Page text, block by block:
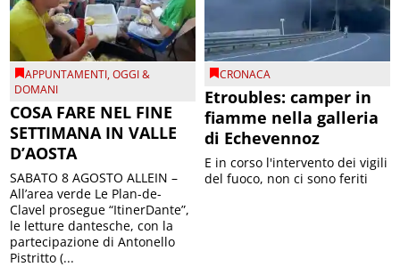
APPUNTAMENTI,OGGI &
DOMANI
COSA FARE NEL FINE
SETTIMANA IN VALLE
D’AOSTA
SABATO 8 AGOSTO ALLEIN –
All’area verde Le Plan-de-
Clavel prosegue “ItinerDante”,
le letture dantesche, con la
partecipazione di Antonello
Pistritto (...
CRONACA
Etroubles: camper in
fiamme nella galleria
di Echevennoz
E in corso l'intervento dei vigili
del fuoco, non ci sono feriti